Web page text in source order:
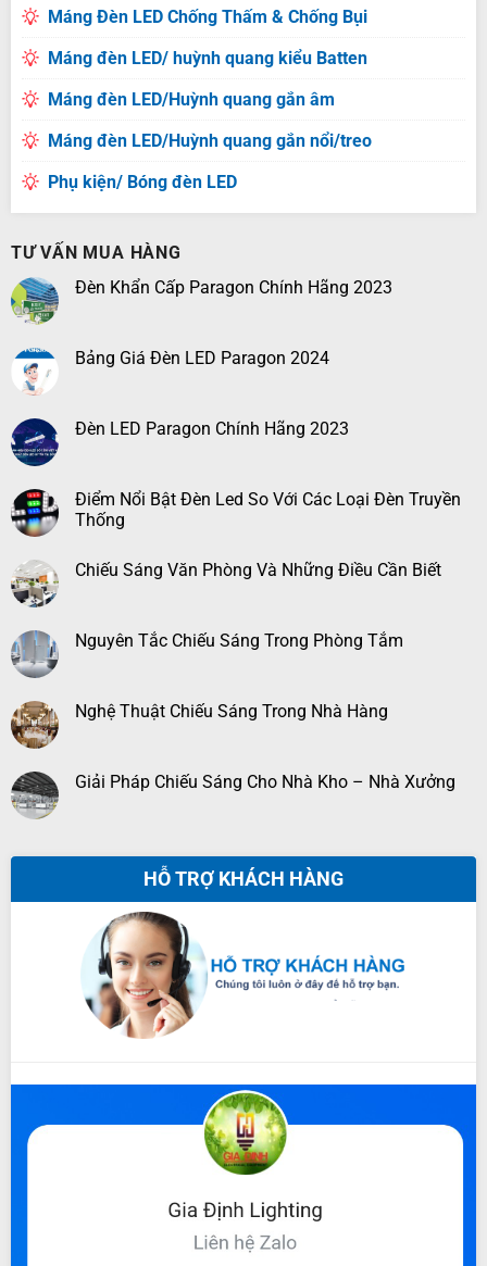
Máng Đèn LED Chống Thấm & Chống Bụi
Máng đèn LED/ huỳnh quang kiểu Batten
Máng đèn LED/Huỳnh quang gắn âm
Máng đèn LED/Huỳnh quang gắn nổi/treo
Phụ kiện/ Bóng đèn LED
TƯ VẤN MUA HÀNG
Đèn Khẩn Cấp Paragon Chính Hãng 2023
Bảng Giá Đèn LED Paragon 2024
Đèn LED Paragon Chính Hãng 2023
Điểm Nổi Bật Đèn Led So Với Các Loại Đèn Truyền
Thống
Chiếu Sáng Văn Phòng Và Những Điều Cần Biết
Nguyên Tắc Chiếu Sáng Trong Phòng Tắm
Nghệ Thuật Chiếu Sáng Trong Nhà Hàng
Giải Pháp Chiếu Sáng Cho Nhà Kho – Nhà Xưởng
HỖ TRỢ KHÁCH HÀNG